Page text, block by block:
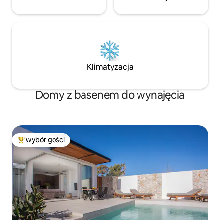
Klimatyzacja
Domy z basenem do wynajęcia
Najpopularniejsze z kategorii Wybór gości
Wybór gości